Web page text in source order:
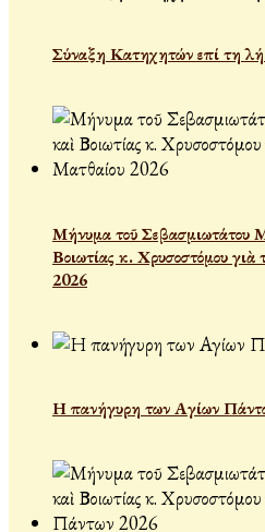
Σύναξη Κατηχητών επί τη
Μήνυμα τοῦ Σεβασμιωτάτου
Βοιωτίας κ. Χρυσοστόμου
2026
Η πανήγυρη των Αγίων